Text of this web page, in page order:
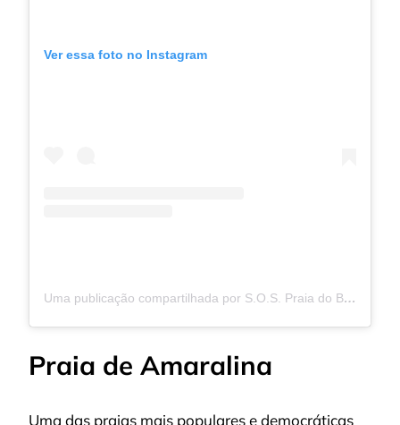
Ver essa foto no Instagram
Uma publicação compartilhada por S.O.S. Praia do Buracão (@sos.buracao)
Praia de Amaralina
Uma das praias mais populares e democráticas